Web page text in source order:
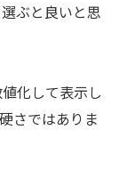
ぶと良いと思
化して表示し
さではありま